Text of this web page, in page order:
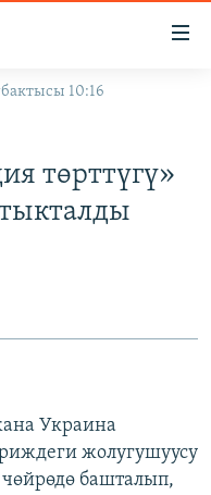
10:16
төрттүгү»
Украина
жолугушуусу
чөйрөдө башталып,